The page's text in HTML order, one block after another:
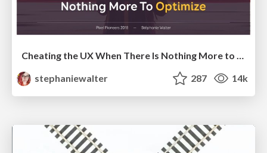
Cheating the UX When There Is Nothing More to Optimize - PixelPioneers
stephaniewalter
287 14k